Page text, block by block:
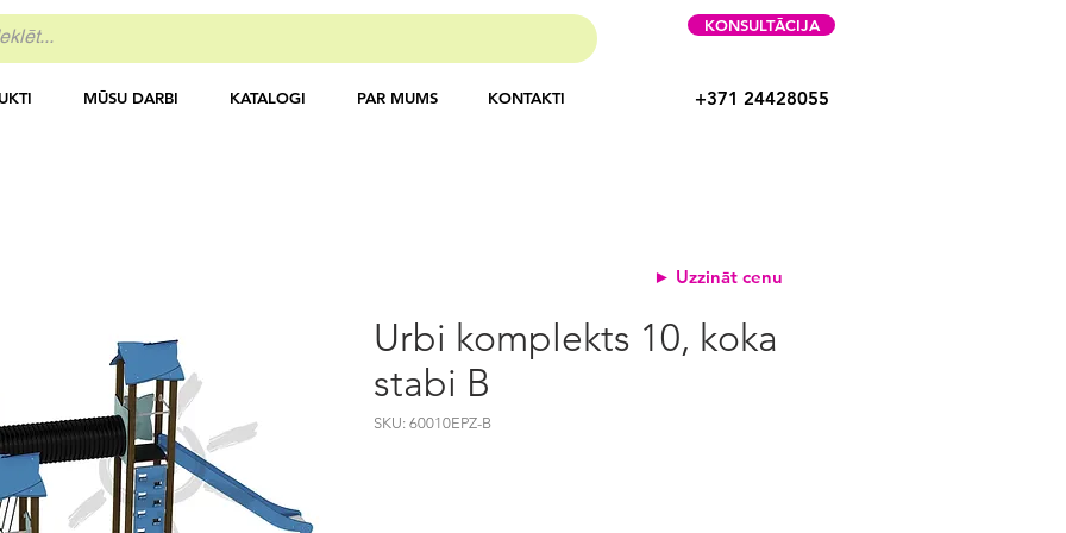
MŪSU DARBI KATALOGI PAR MUMS KONTAKTI
KONSULTĀCIJA
+371 24428055
Urbi komplekts 10, koka
stabi B
SKU: 60010EPZ-B
► Uzzināt cenu